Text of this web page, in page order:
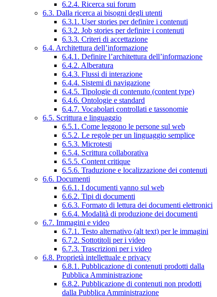
6.2.4. Ricerca sui forum
6.3. Dalla ricerca ai bisogni degli utenti
6.3.1. User stories per definire i contenuti
6.3.2. Job stories per definire i contenuti
6.3.3. Criteri di accettazione
6.4. Architettura dell’informazione
6.4.1. Definire l’architettura dell’informazione
6.4.2. Alberatura
6.4.3. Flussi di interazione
6.4.4. Sistemi di navigazione
6.4.5. Tipologie di contenuto (content type)
6.4.6. Ontologie e standard
6.4.7. Vocabolari controllati e tassonomie
6.5. Scrittura e linguaggio
6.5.1. Come leggono le persone sul web
6.5.2. Le regole per un linguaggio semplice
6.5.3. Microtesti
6.5.4. Scrittura collaborativa
6.5.5. Content critique
6.5.6. Traduzione e localizzazione dei contenuti
6.6. Documenti
6.6.1. I documenti vanno sul web
6.6.2. Tipi di documenti
6.6.3. Formato di lettura dei documenti elettronici
6.6.4. Modalità di produzione dei documenti
6.7. Immagini e video
6.7.1. Testo alternativo (alt text) per le immagini
6.7.2. Sottotitoli per i video
6.7.3. Trascrizioni per i video
6.8. Proprietà intellettuale e privacy
6.8.1. Pubblicazione di contenuti prodotti dalla
Pubblica Amministrazione
6.8.2. Pubblicazione di contenuti non prodotti
dalla Pubblica Amministrazione